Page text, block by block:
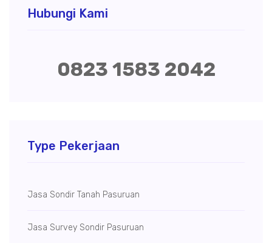
Hubungi Kami
0823 1583 2042
Type Pekerjaan
Jasa Sondir Tanah Pasuruan
Jasa Survey Sondir Pasuruan